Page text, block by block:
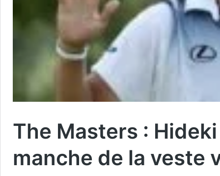
The Masters :
manche de la veste